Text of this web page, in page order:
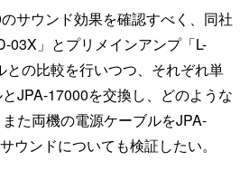
サウンド効果を確認すべく、同社
03X」とプリメインアンプ「L-
の比較を行いつつ、それぞれ単
JPA-17000を交換し、どのような
た両機の電源ケーブルをJPA-
ウンドについても検証したい。